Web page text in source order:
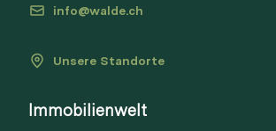
Login
info@walde.ch
Unsere Standorte
Immobilienwelt
Link kopieren